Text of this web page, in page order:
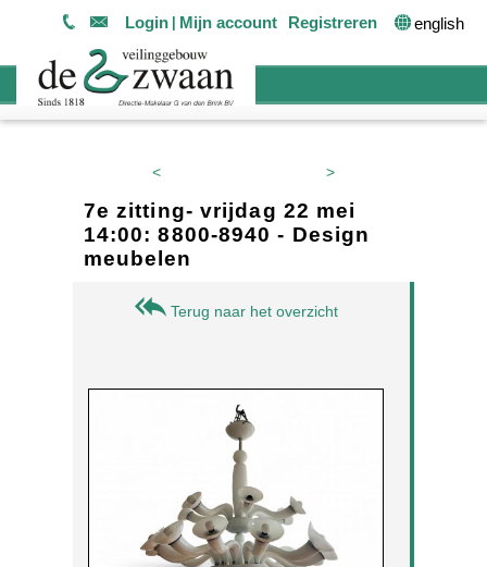
Login Mijn account Registreren english
< >
7e zitting- vrijdag 22 mei
14:00: 8800-8940 - Design
meubelen
Terug naar het overzicht